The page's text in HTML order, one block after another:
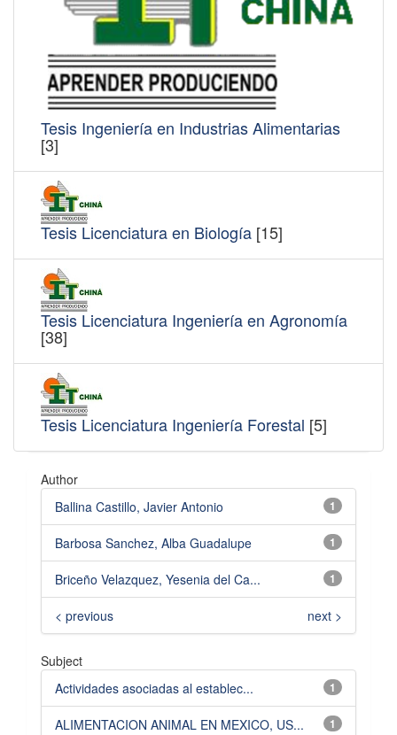
Tesis Ingeniería en Industrias Alimentarias
[3]
Tesis Licenciatura en Biología [15]
Tesis Licenciatura Ingeniería en Agronomía
[38]
Tesis Licenciatura Ingeniería Forestal [5]
Author
1
Ballina Castillo, Javier Antonio
1
Barbosa Sanchez, Alba Guadalupe
1
Briceño Velazquez, Yesenia del Ca...
< previous next >
Subject
1
Actividades asociadas al establec...
1
ALIMENTACION ANIMAL EN MEXICO, US...